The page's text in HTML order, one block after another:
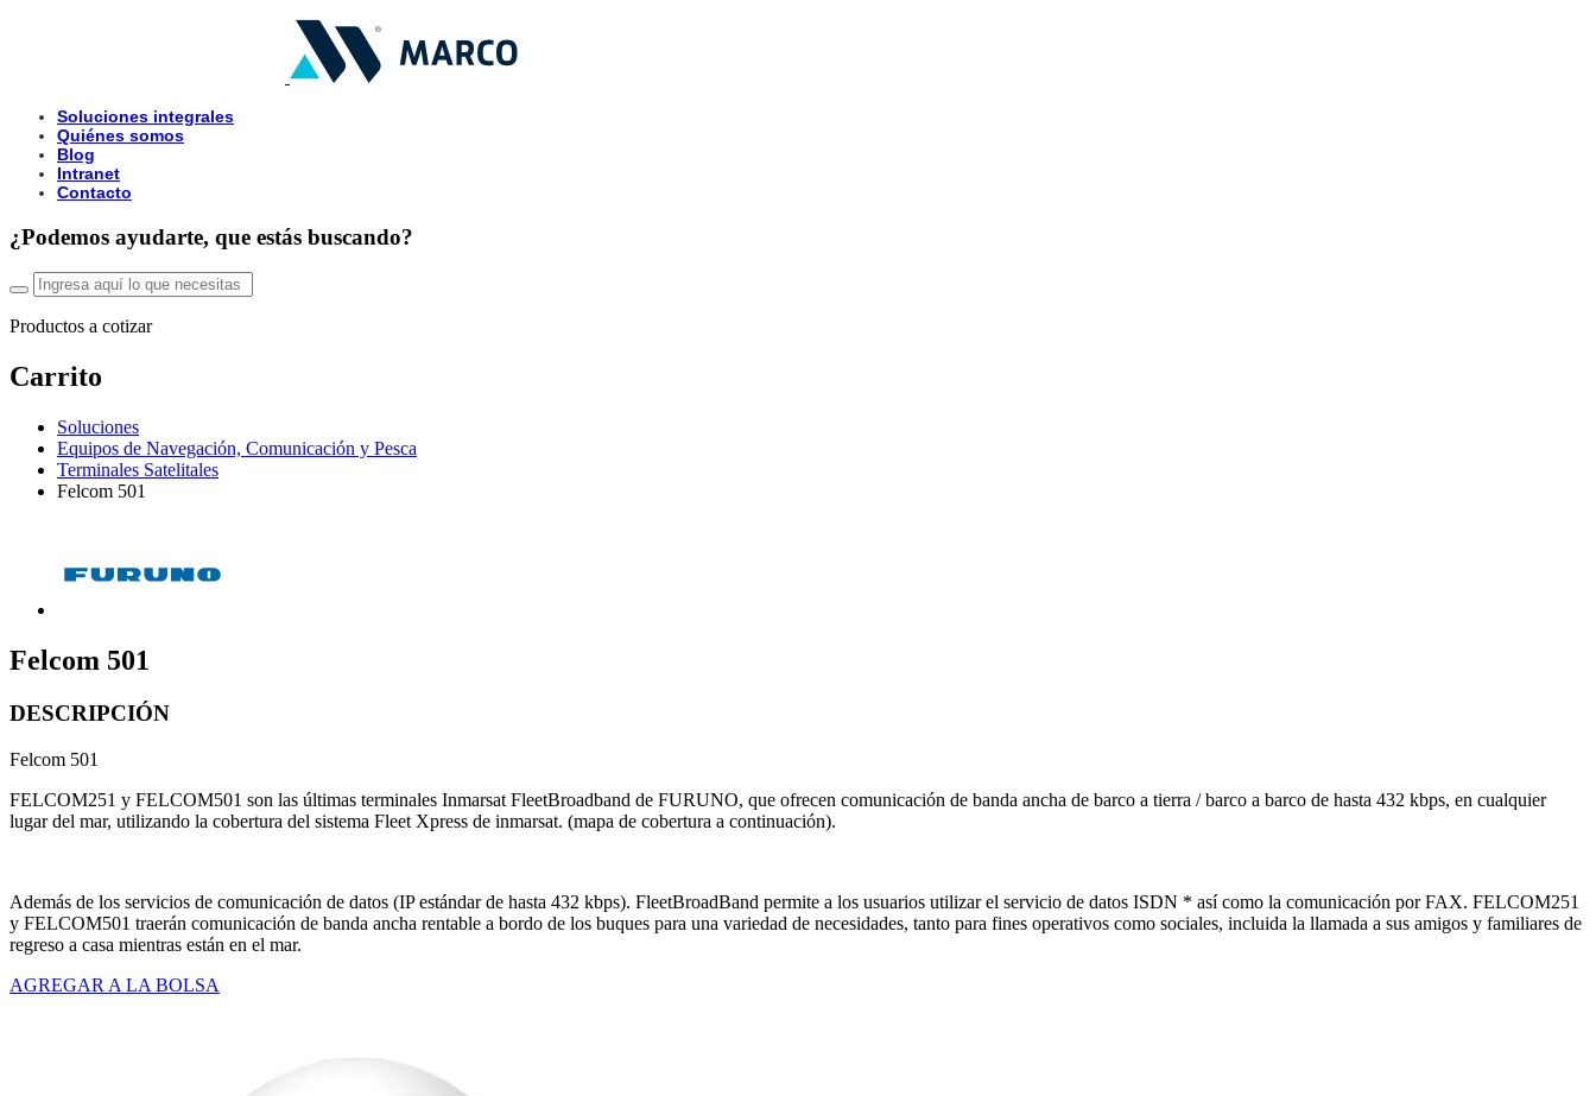
Soluciones integrales
Quiénes somos
Blog
Intranet
Contacto
¿Podemos ayudarte, que estás buscando?
Productos a cotizar
Carrito
Soluciones
Equipos de Navegación, Comunicación y Pesca
Terminales Satelitales
Felcom 501
Felcom 501
DESCRIPCIÓN
Felcom 501
FELCOM251 y FELCOM501 son las últimas terminales Inmarsat FleetBroadband de FURUNO, que ofrecen comunicación de banda ancha de barco a tierra / barco a barco de hasta 432 kbps, en cualquier
lugar del mar, utilizando la cobertura del sistema Fleet Xpress de inmarsat. (mapa de cobertura a continuación).
Además de los servicios de comunicación de datos (IP estándar de hasta 432 kbps). FleetBroadBand permite a los usuarios utilizar el servicio de datos ISDN * así como la comunicación por FAX. FELCOM251
y FELCOM501 traerán comunicación de banda ancha rentable a bordo de los buques para una variedad de necesidades, tanto para fines operativos como sociales, incluida la llamada a sus amigos y familiares de
regreso a casa mientras están en el mar.
AGREGAR A LA BOLSA